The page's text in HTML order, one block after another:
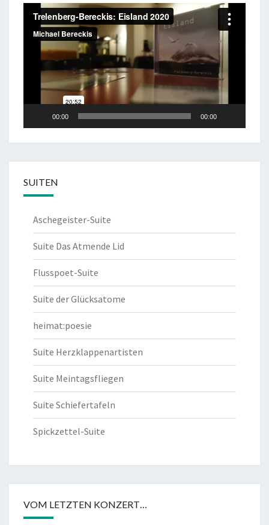
Video-
Player
00:00 00:00
SUITEN
Aschegeister-Suite
Suite Das Atmende Lid
Flusspoet-Suite
Suite der Glücksatome
heimat:poesie
Suite Herzklappenartisten
Suite Meintagsfliegen
Suite Schiefertafeln
Spickzettel-Suite
VOM LETZTEN KONZERT…